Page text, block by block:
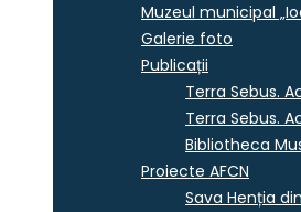
Muzeul municipal
Galerie foto
Publicații
Terra Sebus.
Terra Sebus.
Bibliotheca
Proiecte AFCN
Sava Henția